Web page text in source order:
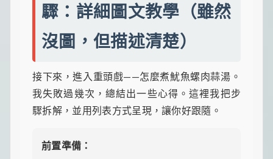
驟：詳細圖文教學（雖然
沒圖，但描述清楚）
接下來，進入重頭戲——怎麼煮魷魚螺肉蒜湯。
我失敗過幾次，總結出一些心得。這裡我把步
驟拆解，並用列表方式呈現，讓你好跟隨。
前置準備：